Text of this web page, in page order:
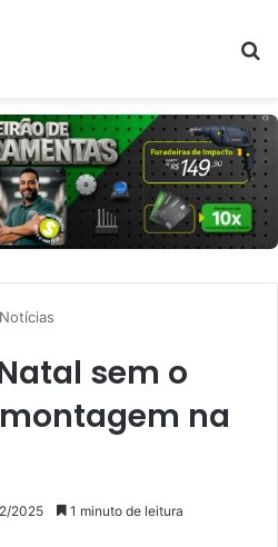
Notícias
sem o
na
2025 1 minuto de leitura